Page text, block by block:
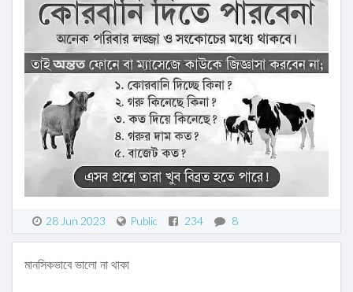
28 Jun 2023 Public 234 8
মানসিকভাবে ভালো না থাকা